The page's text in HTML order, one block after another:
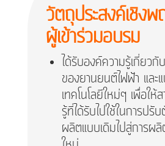
วัตถุประสงค์เชิง
ผู้เข้าร่วมอบรม
ได้รับองค์ความรู้เกี่ยวกั
ของยานยนต์ไฟฟ้า และ
เทคโนโลยีใหม่ๆ เพื่อให้
รู้ที่ได้รับไปใช้ในการปรั
ผลิตแบบเดิมไปสู่การผ